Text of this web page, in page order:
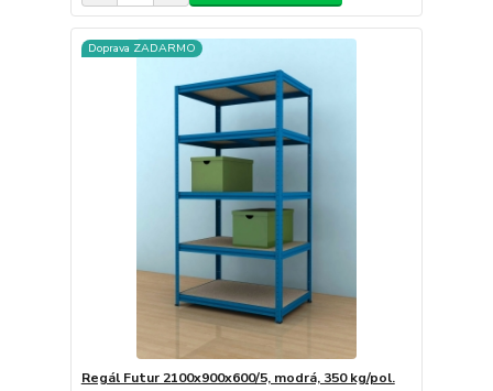
Doprava ZADARMO
Regál Futur 2100x900x600/5, modrá, 350 kg/pol.